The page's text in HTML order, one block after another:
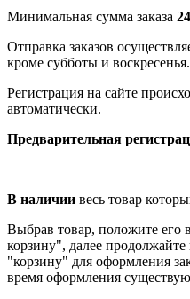
Минимальная сумма заказа
Отправка заказов
кроме субботы и воскресенья.
Регистрация на сайте
автоматически.
Предварительная
В наличии весь товар
Выбрав товар, положите его
корзину", далее
"корзину" для оформления
время оформления